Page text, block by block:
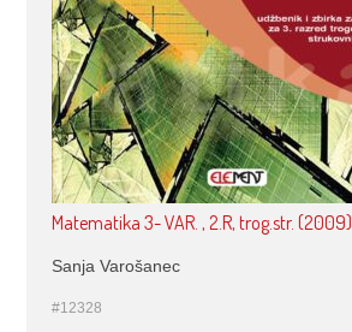
Matematika 3- VAR. , 2.R, trog.str. (2009)
Sanja Varošanec
#12328